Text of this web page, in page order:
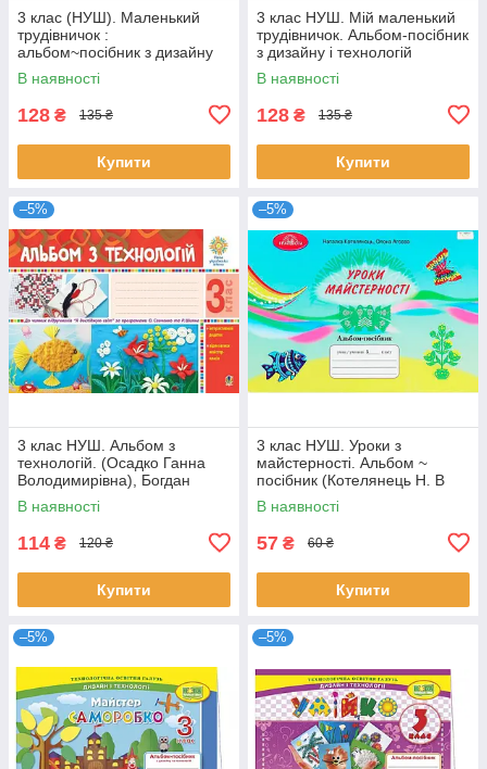
3 клас (НУШ). Маленький
трудівничок :
альбом~посібник з дизайну
та технологій (Роговська Л.),
Підручники і
В наявності
128 ₴ 135 ₴
Купити
3 клас НУШ. Мій маленький
трудівничок. Альбом-посібник
з дизайну і технологій
(Павленко О.), Ранок
В наявності
128 ₴ 135 ₴
Купити
–5%
3 клас НУШ. Альбом з
технологій. (Осадко Ганна
Володимирівна), Богдан
В наявності
114 ₴ 120 ₴
Купити
–5%
3 клас НУШ. Уроки з
майстерності. Альбом ~
посібник (Котелянець Н. В
,Агєєва О. В., ), Грамота
В наявності
57 ₴ 60 ₴
Купити
–5% –5%